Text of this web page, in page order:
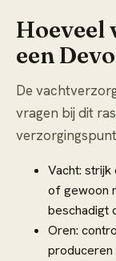
een
De
vragen bij dit
Vacht:
of gewoon
beschadigt
Oren: